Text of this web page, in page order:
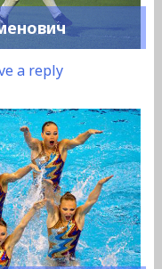
a reply